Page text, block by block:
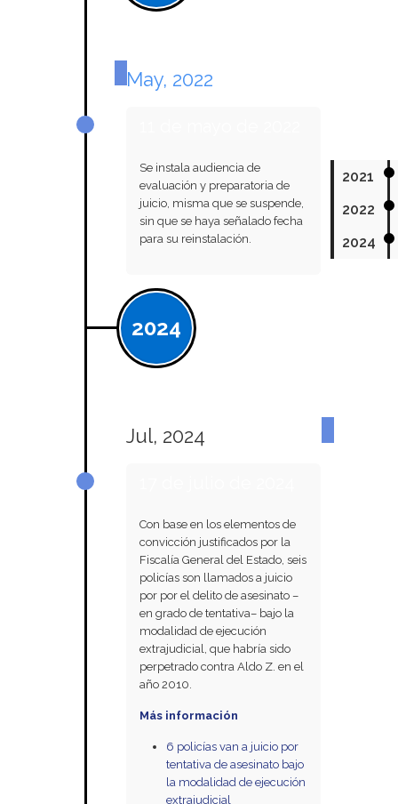
2021
2022
2024
May, 2022
Se instala audiencia de
evaluación y preparatoria de
juicio, misma que se suspende,
sin que se haya señalado fecha
para su reinstalación.
2024
Jul, 2024
Con base en los elementos de
convicción justificados por la
Fiscalía General del Estado, seis
policías son llamados a juicio
por por el delito de asesinato –
en grado de tentativa– bajo la
modalidad de ejecución
extrajudicial, que habría sido
perpetrado contra Aldo Z. en el
año 2010.
Más información
6 policías van a juicio por
tentativa de asesinato bajo
la modalidad de ejecución
extrajudicial